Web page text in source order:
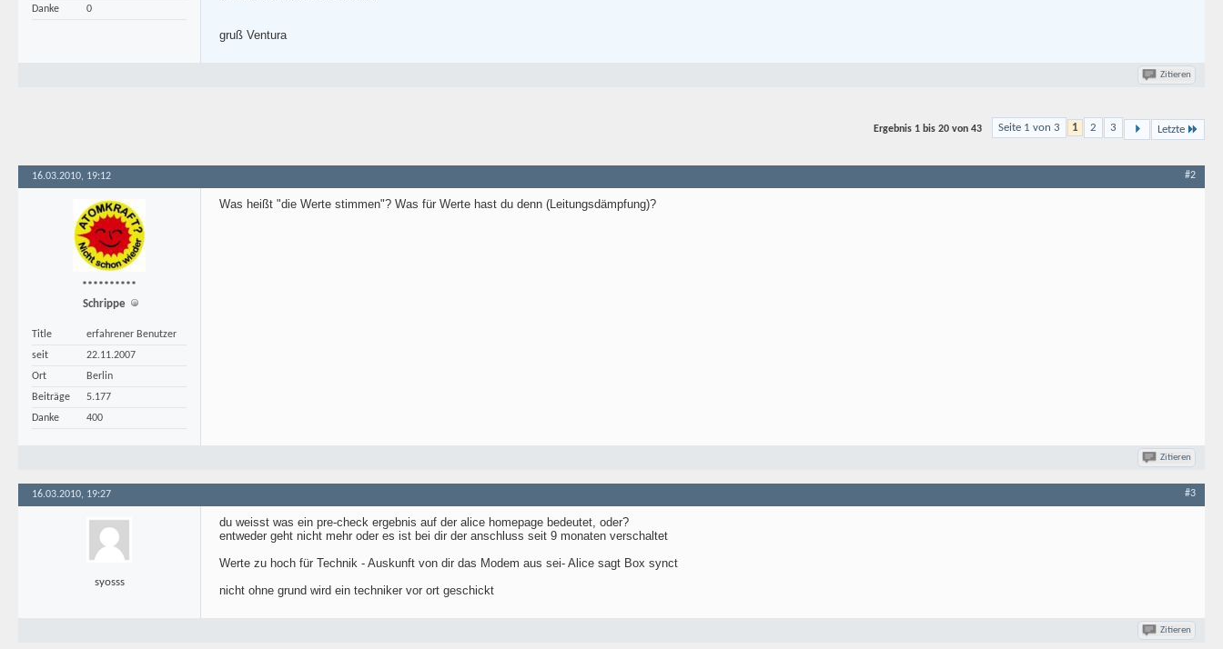
Danke
0
gruß Ventura
Zitieren
Seite 1 von 3 1 2 3 Letzte
Ergebnis 1 bis 20 von 43
16.03.2010, 19:12 #2
**********
Schrippe
Title
erfahrener Benutzer
seit
22.11.2007
Ort
Berlin
Beiträge
5.177
Danke
400
Was heißt "die Werte stimmen"? Was für Werte hast du denn (Leitungsdämpfung)?
Zitieren
16.03.2010, 19:27 #3
syosss
du weisst was ein pre-check ergebnis auf der alice homepage bedeutet, oder?
entweder geht nicht mehr oder es ist bei dir der anschluss seit 9 monaten verschaltet
Werte zu hoch für Technik - Auskunft von dir das Modem aus sei- Alice sagt Box synct
nicht ohne grund wird ein techniker vor ort geschickt
Zitieren